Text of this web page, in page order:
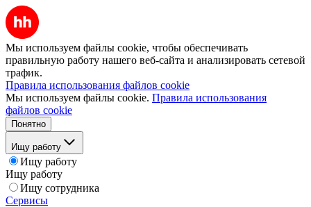
Мы используем файлы cookie, чтобы обеспечивать
правильную работу нашего веб-сайта и анализировать сетевой
трафик.
Правила использования файлов cookie
Мы используем файлы cookie. Правила использования
файлов cookie
Понятно
Ищу работу
Ищу работу
Ищу работу
Ищу сотрудника
Сервисы